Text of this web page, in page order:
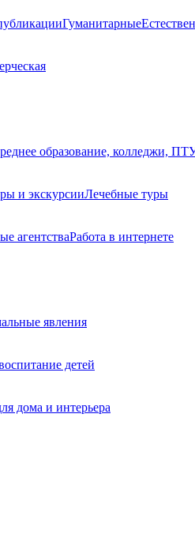
Гуманитарные
образование, колледжи,
и экскурсииЛечебные туры
агентстваРабота в интернете
явления
детей
дома и интерьера